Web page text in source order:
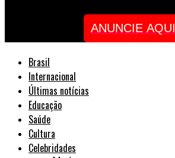
ANUNCIE AQUI
Brasil
Internacional
Últimas notícias
Educação
Saúde
Cultura
Celebridades